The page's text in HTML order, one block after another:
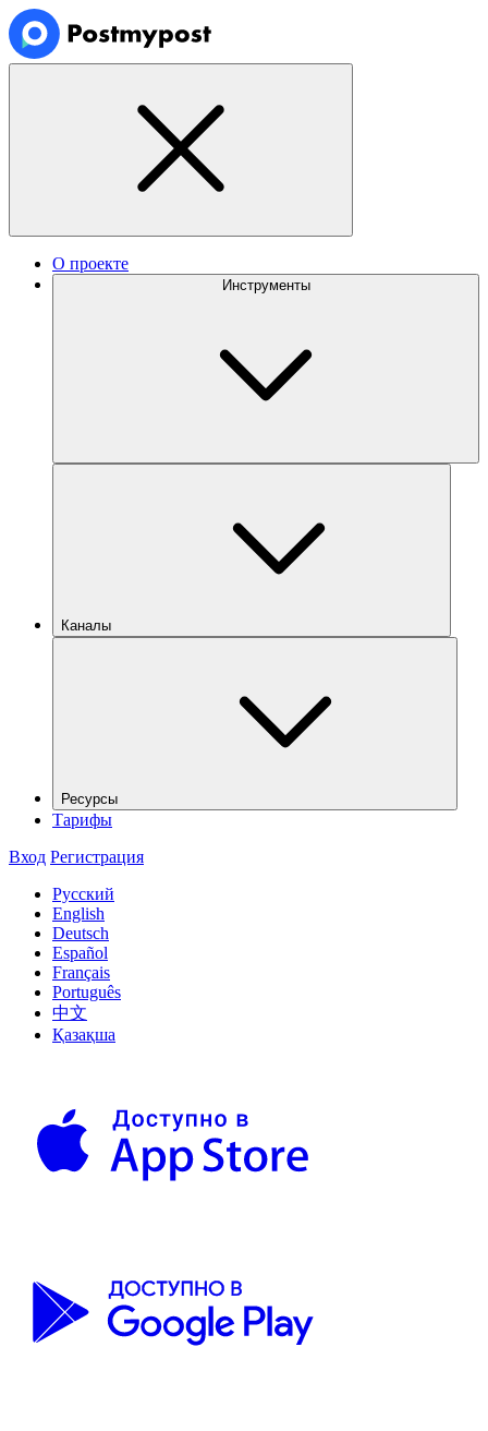
О проекте
Инструменты
Каналы
Ресурсы
Тарифы
Вход Регистрация
Русский
English
Deutsch
Español
Français
Português
中文
Қазақша